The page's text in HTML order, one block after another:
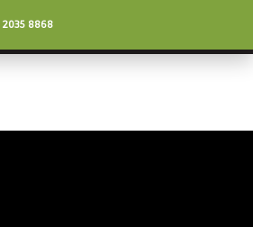
2035 8868